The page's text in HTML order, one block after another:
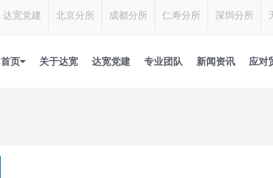
达宽党建 北京分所 成都分所 仁寿分所 深圳分所
首页 关于达宽 达宽党建 专业团队 新闻资讯 应对